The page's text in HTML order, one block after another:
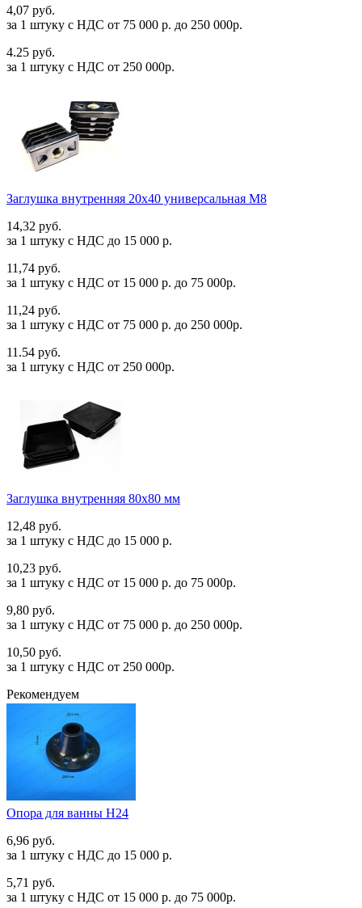
4,07 руб.
за 1 штуку c НДС от 75 000 р. до 250 000р.
4.25 руб.
за 1 штуку c НДС от 250 000р.
Заглушка внутренняя 20х40 универсальная М8
14,32 руб.
за 1 штуку c НДС до 15 000 р.
11,74 руб.
за 1 штуку c НДС от 15 000 р. до 75 000р.
11,24 руб.
за 1 штуку c НДС от 75 000 р. до 250 000р.
11.54 руб.
за 1 штуку c НДС от 250 000р.
Заглушка внутренняя 80х80 мм
12,48 руб.
за 1 штуку c НДС до 15 000 р.
10,23 руб.
за 1 штуку c НДС от 15 000 р. до 75 000р.
9,80 руб.
за 1 штуку c НДС от 75 000 р. до 250 000р.
10,50 руб.
за 1 штуку c НДС от 250 000р.
Рекомендуем
Опора для ванны Н24
6,96 руб.
за 1 штуку c НДС до 15 000 р.
5,71 руб.
за 1 штуку c НДС от 15 000 р. до 75 000р.